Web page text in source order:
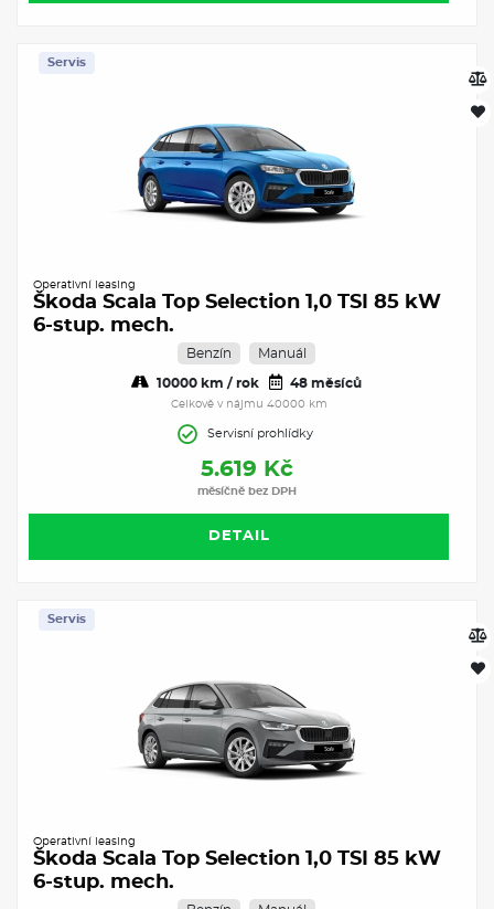
Servis
Operativní leasing
Škoda Scala Top Selection 1,0 TSI 85 kW
6-stup. mech.
Benzín Manuál
10000 km / rok 48 měsíců
Celkově v nájmu 40000 km
Servisní prohlídky
5.619 Kč
měsíčně bez DPH
DETAIL
Servis
Operativní leasing
Škoda Scala Top Selection 1,0 TSI 85 kW
6-stup. mech.